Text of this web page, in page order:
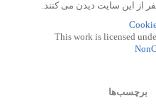
This work is licensed
برچسب‌ها